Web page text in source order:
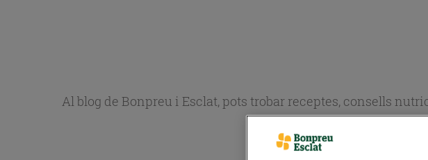
Al blog de Bonpreu i Esclat, pots trobar receptes, consells